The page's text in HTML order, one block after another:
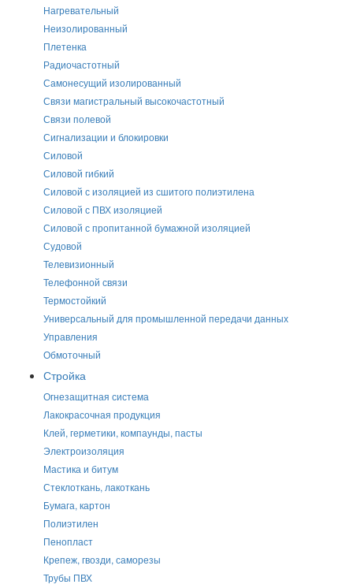
Нагревательный
Неизолированный
Плетенка
Радиочастотный
Самонесущий изолированный
Связи магистральный высокочастотный
Связи полевой
Сигнализации и блокировки
Силовой
Силовой гибкий
Силовой с изоляцией из сшитого полиэтилена
Силовой с ПВХ изоляцией
Силовой с пропитанной бумажной изоляцией
Судовой
Телевизионный
Телефонной связи
Термостойкий
Универсальный для промышленной передачи данных
Управления
Обмоточный
Стройка
Огнезащитная система
Лакокрасочная продукция
Клей, герметики, компаунды, пасты
Электроизоляция
Мастика и битум
Стеклоткань, лакоткань
Бумага, картон
Полиэтилен
Пенопласт
Крепеж, гвозди, саморезы
Трубы ПВХ